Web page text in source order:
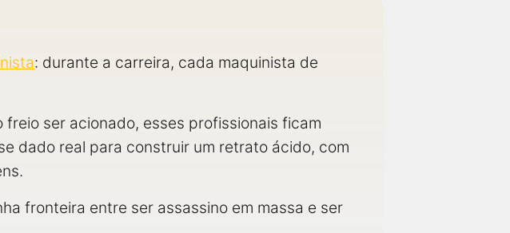
: durante a carreira, cada maquinista de
ser acionado, esses profissionais ficam
dado real para construir um retrato ácido, com
fronteira entre ser assassino em massa e ser